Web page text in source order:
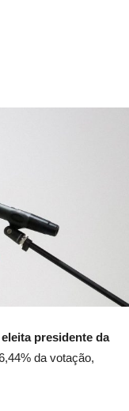
presidente da
da votação,